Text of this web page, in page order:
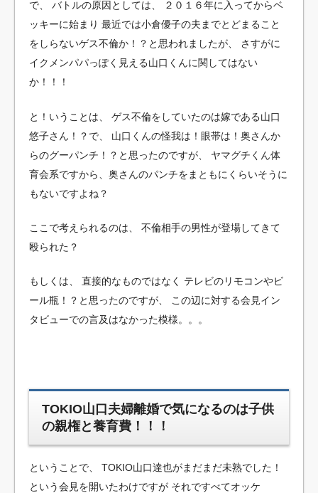
で、 バトルの原因としては、
２０１６年に入ってからベ
ッキーに始まり 最近では小倉優子の夫までとどまること
をしらないゲス不倫か！？と思われましたが、
さすがに
イクメンパパっぽく見える山口くんに関してはない
か！！！
と！いうことは、
ゲス不倫をしていたのは嫁である山口
悠子さん！？で、
山口くんの怪我は！眼帯は！奥さんか
らのグーパンチ！？と思ったのですが、
ヤマグチくん体
育会系ですから、奥さんのパンチをまともにくらいそうに
もないですよね？
ここで考えられるのは、
不倫相手の男性が登場してきて
殴られた？
もしくは、 直接的なものではなく
テレビのリモコンやビ
ール瓶！？と思ったのですが、
この辺に対する会見イン
タビューでの言及はなかった模様。。。
TOKIO山口夫婦離婚で気になるのは子供
の親権と養育費！！！
ということで、
TOKIO山口達也がまだまだ未熟でした！
という会見を開いたわけですが それですべてオッケ